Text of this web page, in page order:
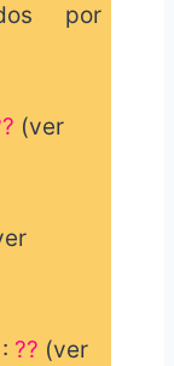
por
(ver
: ?? (ver